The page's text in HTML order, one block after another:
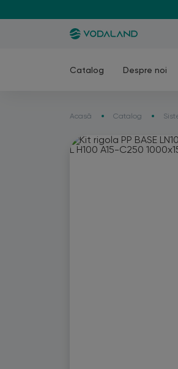
Catalog Despre noi
Acasă Catalog